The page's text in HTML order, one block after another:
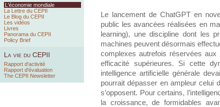
L'économie mondiale
La Lettre du CEPII
Le Blog du CEPII
Les vidéos
Livres
Panorama du CEPII
Policy Brief
La vie du CEPII
Rapport d'activité
Rapport d'évaluation
The CEPII Newsletter
Le lancement de ChatGPT en
public les avancées réalisées en
learning), une discipline dont les
machines peuvent désormais
complexes autrefois réservées
efficacité supérieures. Si cette
intelligence artificielle générale
pourrait dépasser en ampleur celui
s’opposent. Pour certains,
la croissance, de formidables